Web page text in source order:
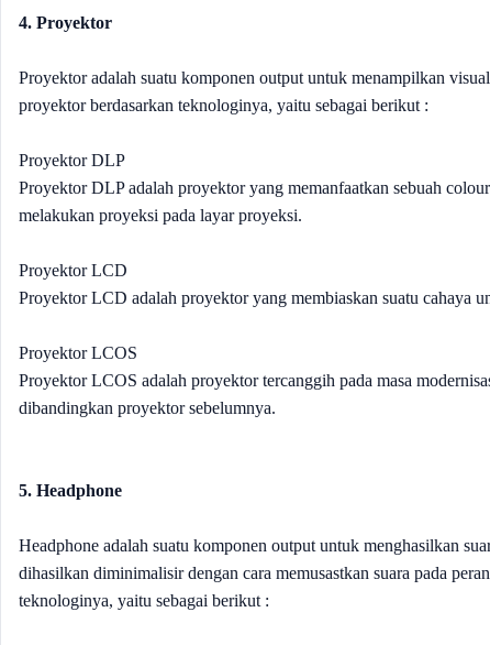
4. Proyektor
Proyektor adalah suatu komponen output untuk menampilkan
proyektor berdasarkan teknologinya, yaitu sebagai berikut :
Proyektor DLP
Proyektor DLP adalah proyektor yang memanfaatkan sebuah
melakukan proyeksi pada layar proyeksi.
Proyektor LCD
Proyektor LCD adalah proyektor yang membiaskan suatu cahaya
Proyektor LCOS
Proyektor LCOS adalah proyektor tercanggih pada masa
dibandingkan proyektor sebelumnya.
5. Headphone
Headphone adalah suatu komponen output untuk menghasilkan
dihasilkan diminimalisir dengan cara memusastkan suara pada
teknologinya, yaitu sebagai berikut :